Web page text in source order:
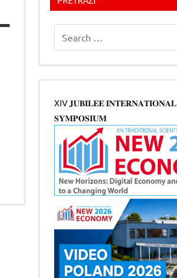
XIV 𝐉𝐔𝐁𝐈𝐋𝐄𝐄 𝐈𝐍𝐓𝐄𝐑𝐍𝐀𝐓𝐈𝐎𝐍𝐀𝐋
𝐒𝐘𝐌𝐏𝐎𝐒𝐈𝐔𝐌